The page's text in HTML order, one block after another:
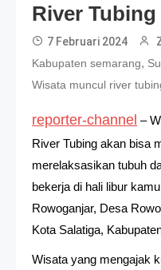
River Tubing
7 Februari 2024
Kabupaten semarang,
Wisata muncul river
reporter-channel –
River Tubing akan bisa
merelaksasikan tubuh
bekerja di hali libur
Rowoganjar, Desa
Kota Salatiga,
Wisata yang mengajak